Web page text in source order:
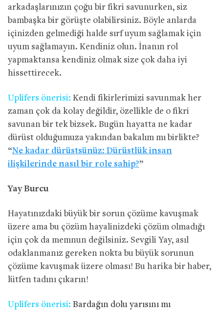
arkadaşlarınızın çoğu bir fikri savunurken, siz
bambaşka bir görüşte olabilirsiniz. Böyle anlarda
içinizden gelmediği halde sırf uyum sağlamak için
uyum sağlamayın. Kendiniz olun. İnanın rol
yapmaktansa kendiniz olmak size çok daha iyi
hissettirecek.
Uplifers önerisi: Kendi fikirlerimizi savunmak her
zaman çok da kolay değildir, özellikle de o fikri
savunan bir tek bizsek. Bugün hayatta ne kadar
dürüst olduğumuza yakından bakalım mı birlikte?
“Ne kadar dürüstsünüz: Dürüstlük insan
ilişkilerinde nasıl bir role sahip?”
Yay Burcu
Hayatınızdaki büyük bir sorun çözüme kavuşmak
üzere ama bu çözüm hayalinizdeki çözüm olmadığı
için çok da memnun değilsiniz. Sevgili Yay, asıl
odaklanmanız gereken nokta bu büyük sorunun
çözüme kavuşmak üzere olması! Bu harika bir haber,
lütfen tadını çıkarın!
Uplifers önerisi: Bardağın dolu yarısını mı